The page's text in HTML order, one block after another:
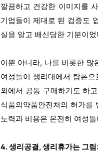
깔끔하고 건강한 이미지를
기업들이 제대로 된 검증도
실을 알고 배신당한 기분이었
이뿐 아니라, 나를 비롯한 많
여성들이 생리대에서 탐폰
외에서 공동 구매하기도 하
식품의약품안전처의 허가
노력과 비용은 온전히 여성
4. 생리공결, 생리휴가는 그림